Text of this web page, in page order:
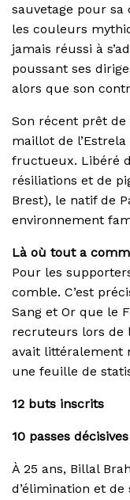
sauvetage pour sa
les couleurs
jamais réussi à
poussant ses
alors que son
Son récent prêt
maillot de l’Estrela
fructueux. Libéré
résiliations et de
Brest), le natif de
environnement
Là où tout a
Pour les
comble. C’est
Sang et Or que le
recruteurs lors de
avait littéralement
une feuille de
12 buts inscrits
10 passes
À 25 ans, Billal
d’élimination et de